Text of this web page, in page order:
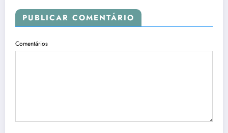
PUBLICAR COMENTÁRIO
Comentários